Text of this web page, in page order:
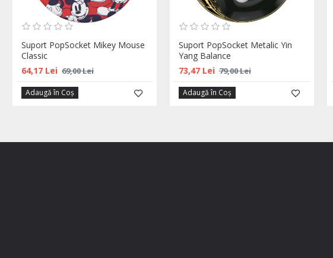
Suport PopSocket Mikey Mouse
Classic
64,17 Lei 69,00 Lei
Adaugă în Coş
Suport PopSocket Metalic Yin
Yang Balance
73,47 Lei 79,00 Lei
Adaugă în Coş